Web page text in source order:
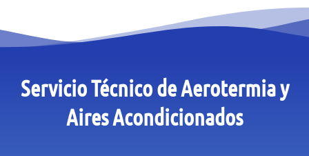
Servicio Técnico de Aerotermia y
Aires Acondicionados